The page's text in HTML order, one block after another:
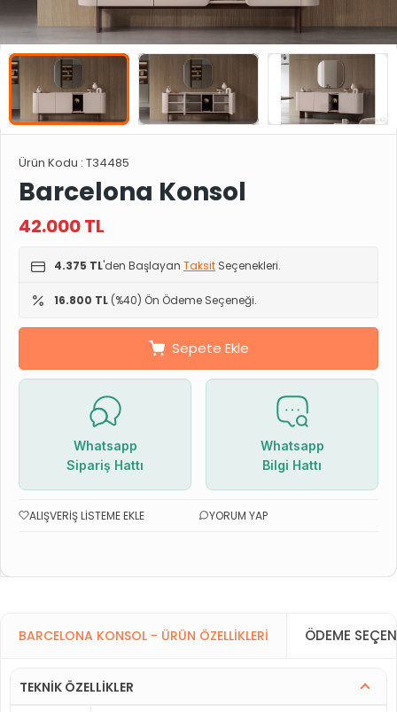
Ürün Kodu : T34485
Barcelona Konsol
42.000TL
4.375 TL'den Başlayan Taksit Seçenekleri.
16.800 TL (%40) Ön Ödeme Seçeneği.
Sepete Ekle
Whatsapp
Sipariş Hattı
Whatsapp
Bilgi Hattı
ALIŞVERIŞ LISTEME EKLE YORUM YAP
BARCELONA KONSOL - ÜRÜN ÖZELLIKLERI ÖDEME
TEKNİK ÖZELLİKLER